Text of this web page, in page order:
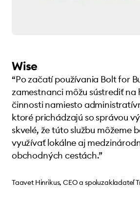
Wise
“Po začatí používania Bolt for
zamestnanci môžu sústrediť
činnosti namiesto
ktoré prichádzajú so správou
skvelé, že túto službu môžeme
využívať lokálne aj
obchodných cestách.”
Taavet Hinrikus, CEO a spoluzakladateľ